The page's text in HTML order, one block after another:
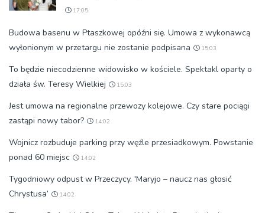
17:05
Budowa basenu w Ptaszkowej opóźni się. Umowa z wykonawcą
wyłonionym w przetargu nie zostanie podpisana
15:03
To będzie niecodzienne widowisko w kościele. Spektakl oparty o
działa św. Teresy Wielkiej
15:03
Jest umowa na regionalne przewozy kolejowe. Czy stare pociągi
zastąpi nowy tabor?
14:02
Wojnicz rozbuduje parking przy węźle przesiadkowym. Powstanie
ponad 60 miejsc
14:02
Tygodniowy odpust w Przeczycy. 'Maryjo – naucz nas głosić
Chrystusa’
14:02